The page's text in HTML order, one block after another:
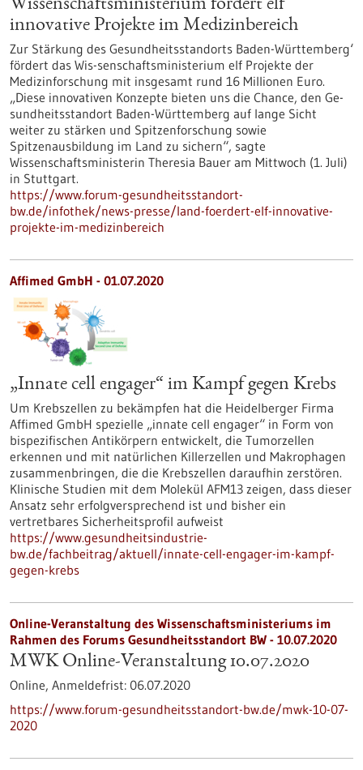
Wissenschaftsministerium fördert elf
innovative Projekte im Medizinbereich
Zur Stärkung des Gesundheitsstandorts Baden-Württemberg‘
fördert das Wis-senschaftsministerium elf Projekte der
Medizinforschung mit insgesamt rund 16 Millionen Euro.
„Diese innovativen Konzepte bieten uns die Chance, den Ge-
sundheitsstandort Baden-Württemberg auf lange Sicht
weiter zu stärken und Spitzenforschung sowie
Spitzenausbildung im Land zu sichern“, sagte
Wissenschaftsministerin Theresia Bauer am Mittwoch (1. Juli)
in Stuttgart.
https://www.forum-gesundheitsstandort-
bw.de/infothek/news-presse/land-foerdert-elf-innovative-
projekte-im-medizinbereich
Affimed GmbH - 01.07.2020
„Innate cell engager“ im Kampf gegen Krebs
Um Krebszellen zu bekämpfen hat die Heidelberger Firma
Affimed GmbH spezielle „innate cell engager“ in Form von
bispezifischen Antikörpern entwickelt, die Tumorzellen
erkennen und mit natürlichen Killerzellen und Makrophagen
zusammenbringen, die die Krebszellen daraufhin zerstören.
Klinische Studien mit dem Molekül AFM13 zeigen, dass dieser
Ansatz sehr erfolgversprechend ist und bisher ein
vertretbares Sicherheitsprofil aufweist
https://www.gesundheitsindustrie-
bw.de/fachbeitrag/aktuell/innate-cell-engager-im-kampf-
gegen-krebs
Online-Veranstaltung des Wissenschaftsministeriums im
Rahmen des Forums Gesundheitsstandort BW - 10.07.2020
MWK Online-Veranstaltung 10.07.2020
Online, Anmeldefrist: 06.07.2020
https://www.forum-gesundheitsstandort-bw.de/mwk-10-07-
2020